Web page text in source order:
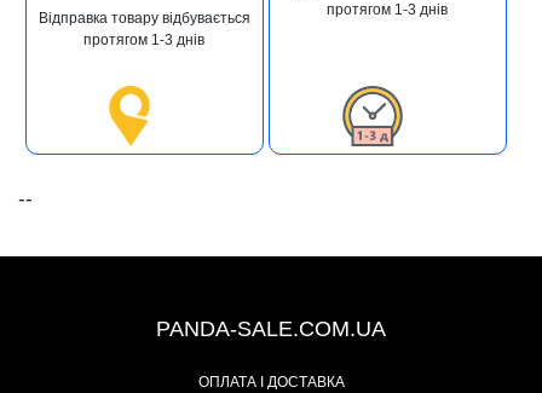
Відправка товару відбувається
протягом 1-3 днів
протягом 1-3 днів
--
PANDA-SALE.COM.UA
ОПЛАТА І ДОСТАВКА